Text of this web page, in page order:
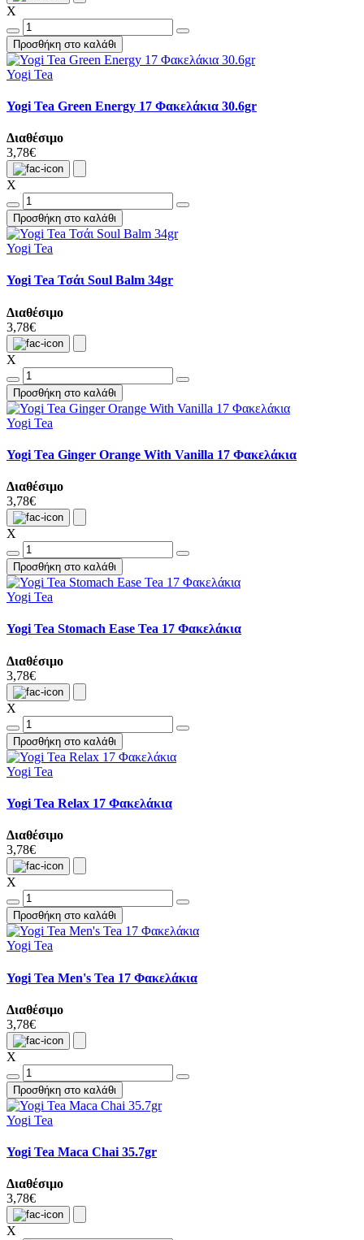
X
Προσθήκη στο καλάθι
Yogi Tea
Yogi Tea Green Energy 17 Φακελάκια 30.6gr
Διαθέσιμο
3,78€
X
Προσθήκη στο καλάθι
Yogi Tea
Yogi Tea Τσάι Soul Balm 34gr
Διαθέσιμο
3,78€
X
Προσθήκη στο καλάθι
Yogi Tea
Yogi Tea Ginger Orange With Vanilla 17 Φακελάκια
Διαθέσιμο
3,78€
X
Προσθήκη στο καλάθι
Yogi Tea
Yogi Tea Stomach Ease Tea 17 Φακελάκια
Διαθέσιμο
3,78€
X
Προσθήκη στο καλάθι
Yogi Tea
Yogi Tea Relax 17 Φακελάκια
Διαθέσιμο
3,78€
X
Προσθήκη στο καλάθι
Yogi Tea
Yogi Tea Men's Tea 17 Φακελάκια
Διαθέσιμο
3,78€
X
Προσθήκη στο καλάθι
Yogi Tea
Yogi Tea Maca Chai 35.7gr
Διαθέσιμο
3,78€
X